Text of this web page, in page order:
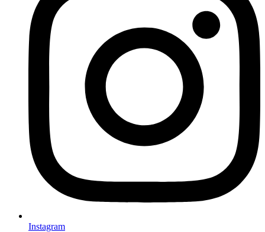
Instagram